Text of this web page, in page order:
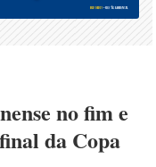
no fim e
da Copa